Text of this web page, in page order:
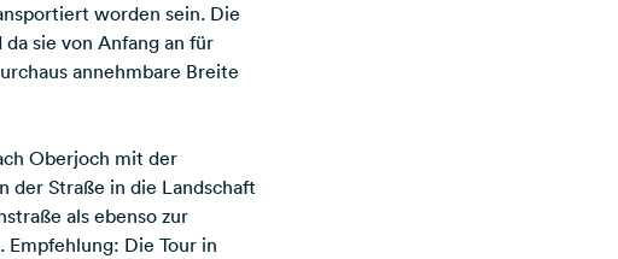
worden sein. Die
sie von Anfang an für
annehmbare Breite
Oberjoch mit der
der Straße in die Landschaft
als ebenso zur
Die Tour in